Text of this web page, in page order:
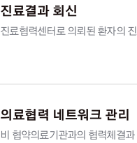
진료결과 회신
진료협력센터로 의뢰된 환자의
의료협력 네트워크 관리
비 협약의료기관과의 협력체결